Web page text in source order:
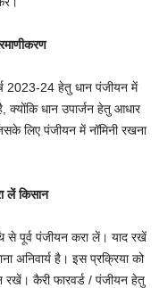
2023-24 हेतु धान पंजीयन में
क्योंकि धान उपार्जन हेतु आधार
लिए पंजीयन में नॉमिनी रखना
लें किसान
से पूर्व पंजीयन करा लें। याद रखें
अनिवार्य है। इस प्रक्रिया को
रखें। कैरी फारवर्ड / पंजीयन हेतु